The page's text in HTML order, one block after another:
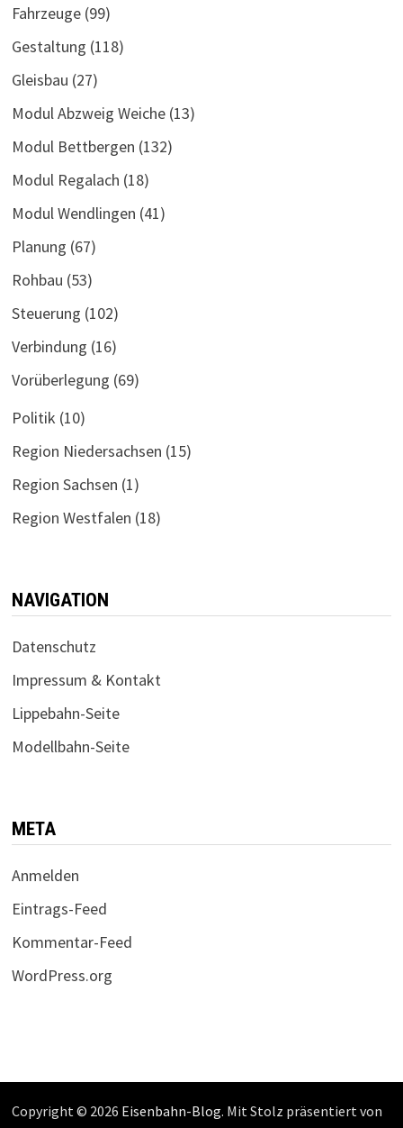
Fahrzeuge(99)
Gestaltung (118)
Gleisbau (27)
Modul Abzweig Weiche(13)
Modul Bettbergen (132)
Modul Regalach (18)
Modul Wendlingen (41)
Planung (67)
Rohbau (53)
Steuerung (102)
Verbindung (16)
Vorüberlegung (69)
Politik (10)
Region Niedersachsen (15)
Region Sachsen (1)
Region Westfalen (18)
NAVIGATION
Datenschutz
Impressum & Kontakt
Lippebahn-Seite
Modellbahn-Seite
META
Anmelden
Eintrags-Feed
Kommentar-Feed
WordPress.org
Copyright © 2026 Eisenbahn-Blog. Mit Stolz präsentiert von